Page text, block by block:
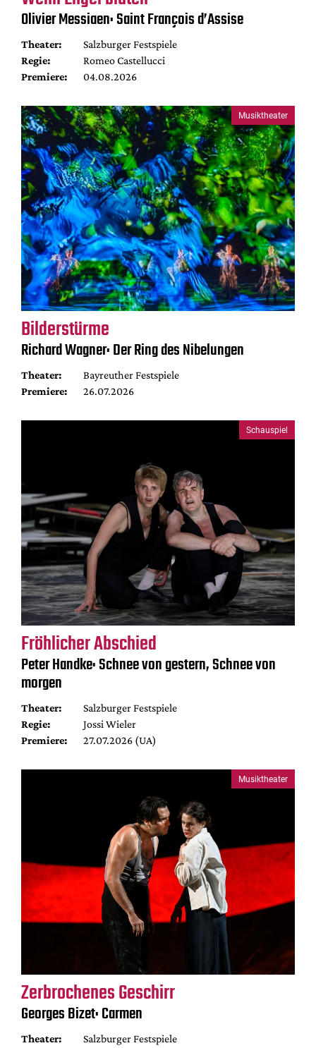
Mediadaten
Suche
Olivier Messiaen: Saint François d’Assise
Theater:
Salzburger Festspiele
Regie:
Romeo Castellucci
Premiere:
04.08.2026
Musiktheater
Bilderstürme
Richard Wagner: Der Ring des Nibelungen
Theater:
Bayreuther Festspiele
Premiere:
26.07.2026
Schauspiel
Fröhlicher Abschied
Peter Handke: Schnee von gestern, Schnee von
morgen
Theater:
Salzburger Festspiele
Regie:
Jossi Wieler
Premiere:
27.07.2026 (UA)
Musiktheater
Zerbrochenes Geschirr
Georges Bizet: Carmen
Theater:
Salzburger Festspiele